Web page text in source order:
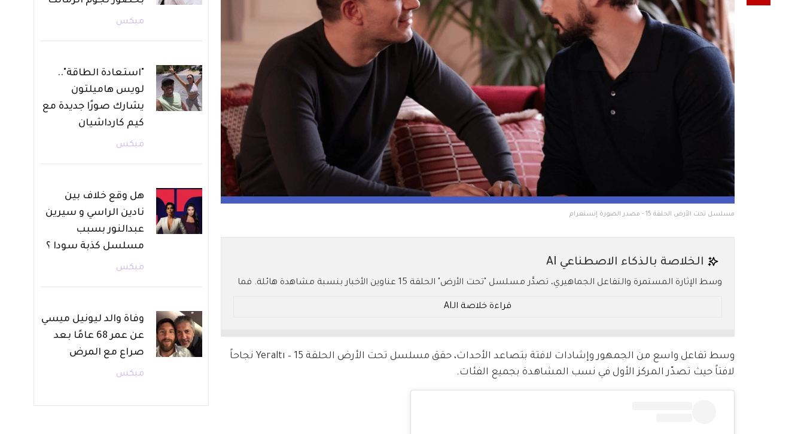
مسلسل تحت الأرض الحلقة 15 - مصدر الصورة إنستغرام
الخلاصة بالذكاء الاصطناعي AI
وسط الإثارة المستمرة والتفاعل الجماهيري، تصدَّر مسلسل "تحت الأرض" الحلقة 15 عناوين الأخبار بنسبة مشاهدة هائلة. فما
قراءة خلاصة الـAI
وسط تفاعل واسع من الجمهور وإشادات لافتة بتصاعد الأحداث، حقق مسلسل تحت الأرض الحلقة 15 – Yeraltı نجاحاً
لافتاً حيث تصدّر المركز الأول في نسب المشاهدة بجميع الفئات.
ميكس
"استعادة الطاقة"..
لويس هاميلتون
يشارك صورًا جديدة مع
كيم كارداشيان
ميكس
هل وقع خلاف بين
نادين الراسي و سيرين
عبدالنور بسبب
مسلسل كذبة سودا ؟
ميكس
وفاة والد ليونيل ميسي
عن عمر 68 عامًا بعد
صراع مع المرض
ميكس